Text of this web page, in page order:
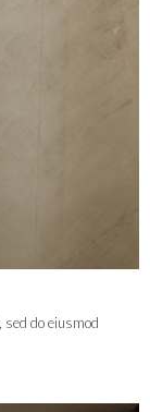
do eiusmod